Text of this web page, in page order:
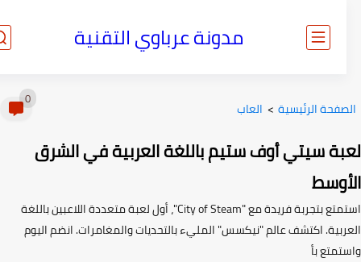
مدونة عرباوي التقنية
الرئيسية> العاب
سيتي أوف ستيم باللغة العربية في الشرق
استمتع بتجربة فريدة مع "City of Steam"، أول لعبة متعددة اللاعبين باللغة
اكتشف عالم "نيكسس" المليء بالتحديات والمغامرات. انضم اليوم
بأ